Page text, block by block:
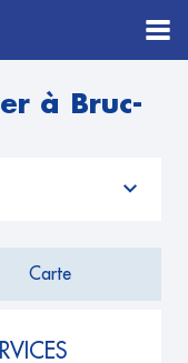
à Bruc-
Carte